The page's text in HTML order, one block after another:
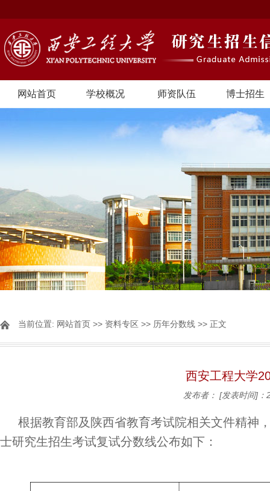
网站首页 学校概况 师资队伍 博士招生
当前位置: 网站首页 >> 资料专区 >> 历年分数线 >> 正文
西安工程大学
发布者： [发表时间]
根据教育部及陕西省教育考试院相关文件精神
士研究生招生考试复试分数线公布如下：